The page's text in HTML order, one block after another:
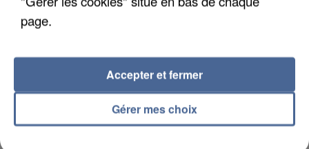
L’UN DES FONDATEURS SUPPOSÉS DE LA DZ
MAFIA INTERPELLÉ EN ALGÉRIE
page.
Gérer mes choix
Accepter et fermer